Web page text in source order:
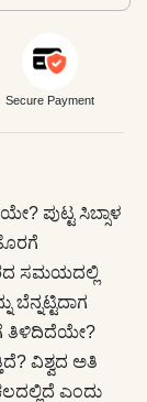
Secure Payment
ಪುಟ್ಟ ಸಿಬ್ಸಾಳ
ಸಮಯದಲ್ಲಿ
ಬೆನ್ನಟ್ಟಿದಾಗ
ತಿಳಿದಿದೆಯೇ?
ವಿಶ್ವದ ಅತಿ
ಎಂದು